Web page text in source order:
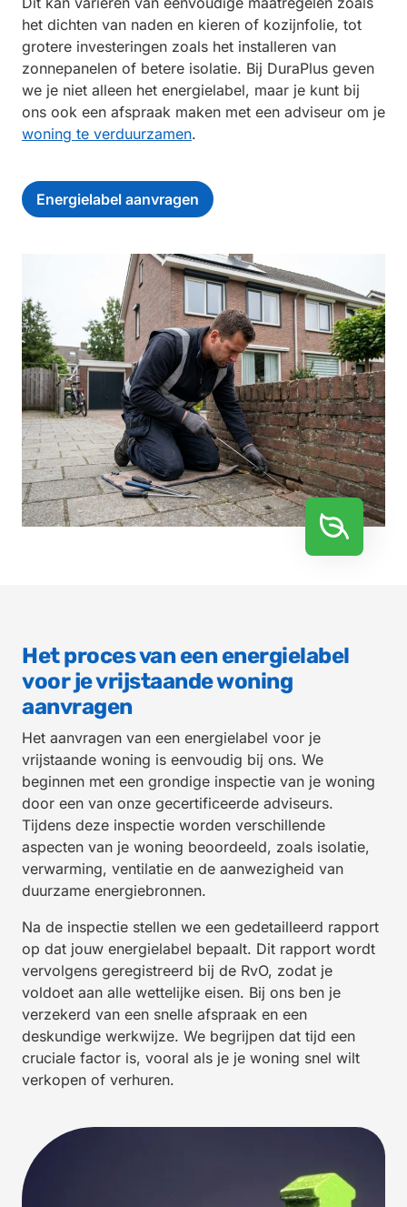
het dichten van naden en kieren of kozijnfolie, tot
grotere investeringen zoals het installeren van
zonnepanelen of betere isolatie. Bij DuraPlus geven
we je niet alleen het energielabel, maar je kunt bij
ons ook een afspraak maken met een adviseur om je
woning te verduurzamen.
Energielabel aanvragen
Het proces van een energielabel
voor je vrijstaande woning
aanvragen
Het aanvragen van een energielabel voor je
vrijstaande woning is eenvoudig bij ons. We
beginnen met een grondige inspectie van je woning
door een van onze gecertificeerde adviseurs.
Tijdens deze inspectie worden verschillende
aspecten van je woning beoordeeld, zoals isolatie,
verwarming, ventilatie en de aanwezigheid van
duurzame energiebronnen.
Na de inspectie stellen we een gedetailleerd rapport
op dat jouw energielabel bepaalt. Dit rapport wordt
vervolgens geregistreerd bij de RvO, zodat je
voldoet aan alle wettelijke eisen. Bij ons ben je
verzekerd van een snelle afspraak en een
deskundige werkwijze. We begrijpen dat tijd een
cruciale factor is, vooral als je je woning snel wilt
verkopen of verhuren.